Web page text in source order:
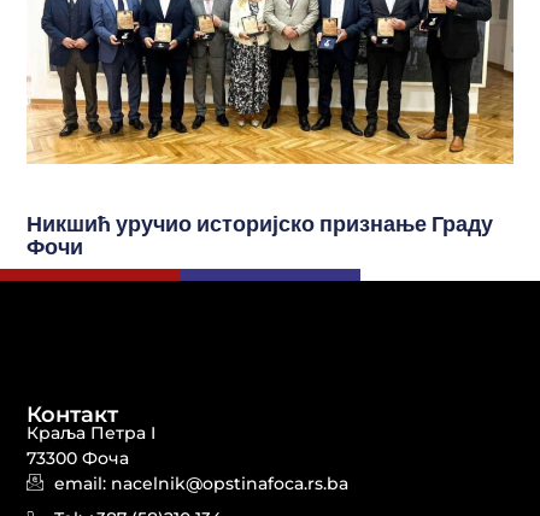
Никшић уручио историјско признање Граду
Фочи
Контакт
Краља Петра I
73300 Фоча
email: nacelnik@opstinafoca.rs.ba